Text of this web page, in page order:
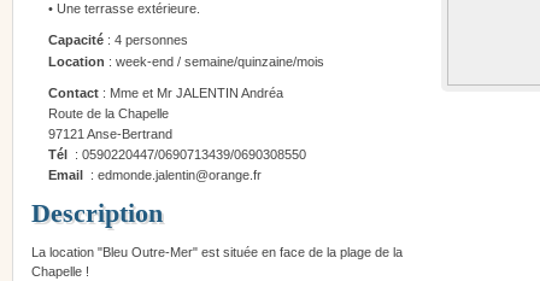
• Une terrasse extérieure.
Capacité : 4 personnes
Location : week-end / semaine/quinzaine/mois
Contact : Mme et Mr JALENTIN Andréa
Route de la Chapelle
97121 Anse-Bertrand
Tél : 0590220447/0690713439/0690308550
Email
: edmonde.jalentin@orange.fr
Description
La location "Bleu Outre-Mer" est située en face de la plage de la
Chapelle !